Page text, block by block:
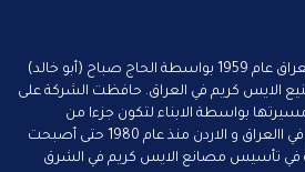
تأسست شركة الصباح في العراق عام 1959 بواسطة الحاج صباح (أبو خالد)
الايس كريم في العراق. حافظت الشركة على
بواسطة الابناء لتكون جزءا من
تأسيس مصانع الايس كريم في االعراق و الاردن منذ عام 1980 حتى أصبحت
في تأسيس مصانع الايس كريم في الشرق